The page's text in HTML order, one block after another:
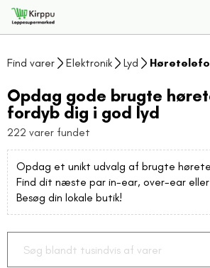
Find varer Elektronik Lyd
Opdag gode brugte
fordyb dig i god lyd
222 varer fundet
Opdag et unikt udvalg af brugte
Find dit næste par in-ear, over-ear
Besøg din lokale butik!